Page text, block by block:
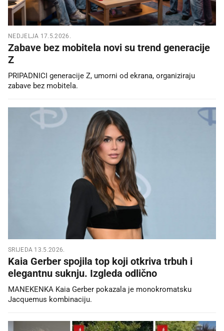
NEDJELJA 17.5.2026.
Zabave bez mobitela novi su trend generacije
Z
PRIPADNICI generacije Z, umorni od ekrana, organiziraju
zabave bez mobitela.
SRIJEDA 13.5.2026.
Kaia Gerber spojila top koji otkriva trbuh i
elegantnu suknju. Izgleda odlično
MANEKENKA Kaia Gerber pokazala je monokromatsku
Jacquemus kombinaciju.